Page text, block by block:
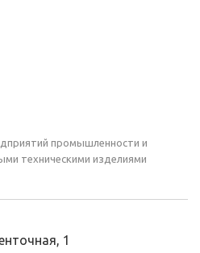
промышленности и
техническими изделиями
1